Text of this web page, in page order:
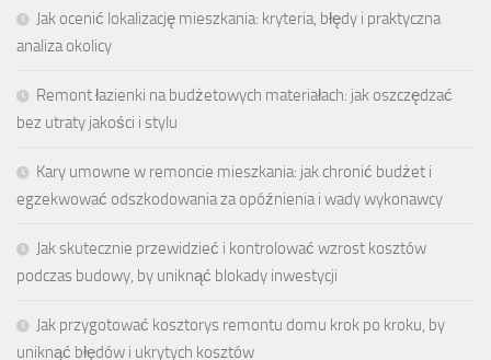
Jak ocenić lokalizację mieszkania: kryteria, błędy i praktyczna
analiza okolicy
Remont łazienki na budżetowych materiałach: jak oszczędzać
bez utraty jakości i stylu
Kary umowne w remoncie mieszkania: jak chronić budżet i
egzekwować odszkodowania za opóźnienia i wady wykonawcy
Jak skutecznie przewidzieć i kontrolować wzrost kosztów
podczas budowy, by uniknąć blokady inwestycji
Jak przygotować kosztorys remontu domu krok po kroku, by
uniknąć błędów i ukrytych kosztów